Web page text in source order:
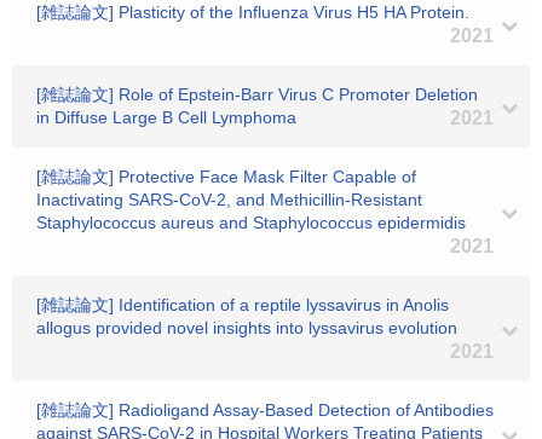
[雑誌論文] Plasticity of the Influenza Virus H5 HA Protein.
2021
[雑誌論文] Role of Epstein-Barr Virus C Promoter Deletion
in Diffuse Large B Cell Lymphoma
2021
[雑誌論文] Protective Face Mask Filter Capable of
Inactivating SARS-CoV-2, and Methicillin-Resistant
Staphylococcus aureus and Staphylococcus epidermidis
2021
[雑誌論文] Identification of a reptile lyssavirus in Anolis
allogus provided novel insights into lyssavirus evolution
2021
[雑誌論文] Radioligand Assay-Based Detection of Antibodies
against SARS-CoV-2 in Hospital Workers Treating Patients